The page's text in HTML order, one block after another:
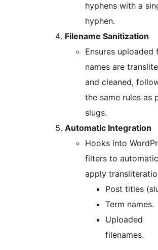
hyphens with a
hyphen.
Filename Sanitization
Ensures uploaded
names are
and cleaned,
the same rules as
slugs.
Automatic Integration
Hooks into
filters to
apply
Post titles
Term names.
Uploaded
filenames.